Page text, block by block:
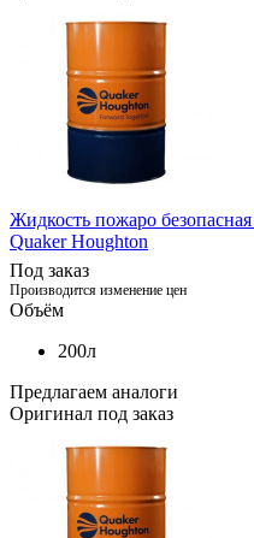
Жидкость пожаро
Quaker Houghton
Под заказ
Производится изменение цен
Объём
200л
Предлагаем аналоги
Оригинал под заказ